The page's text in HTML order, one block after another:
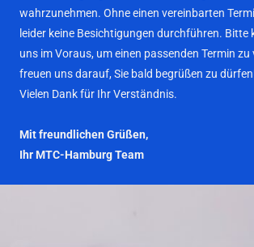
wahrzunehmen. Ohne einen vereinbarten
leider keine Besichtigungen durchführen. Bitte
uns im Voraus, um einen passenden Termin zu
freuen uns darauf, Sie bald begrüßen zu
Vielen Dank für Ihr Verständnis.
Mit freundlichen Grüßen,
Ihr MTC-Hamburg Team